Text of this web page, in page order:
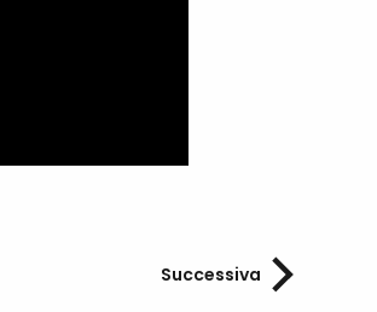
Successiva